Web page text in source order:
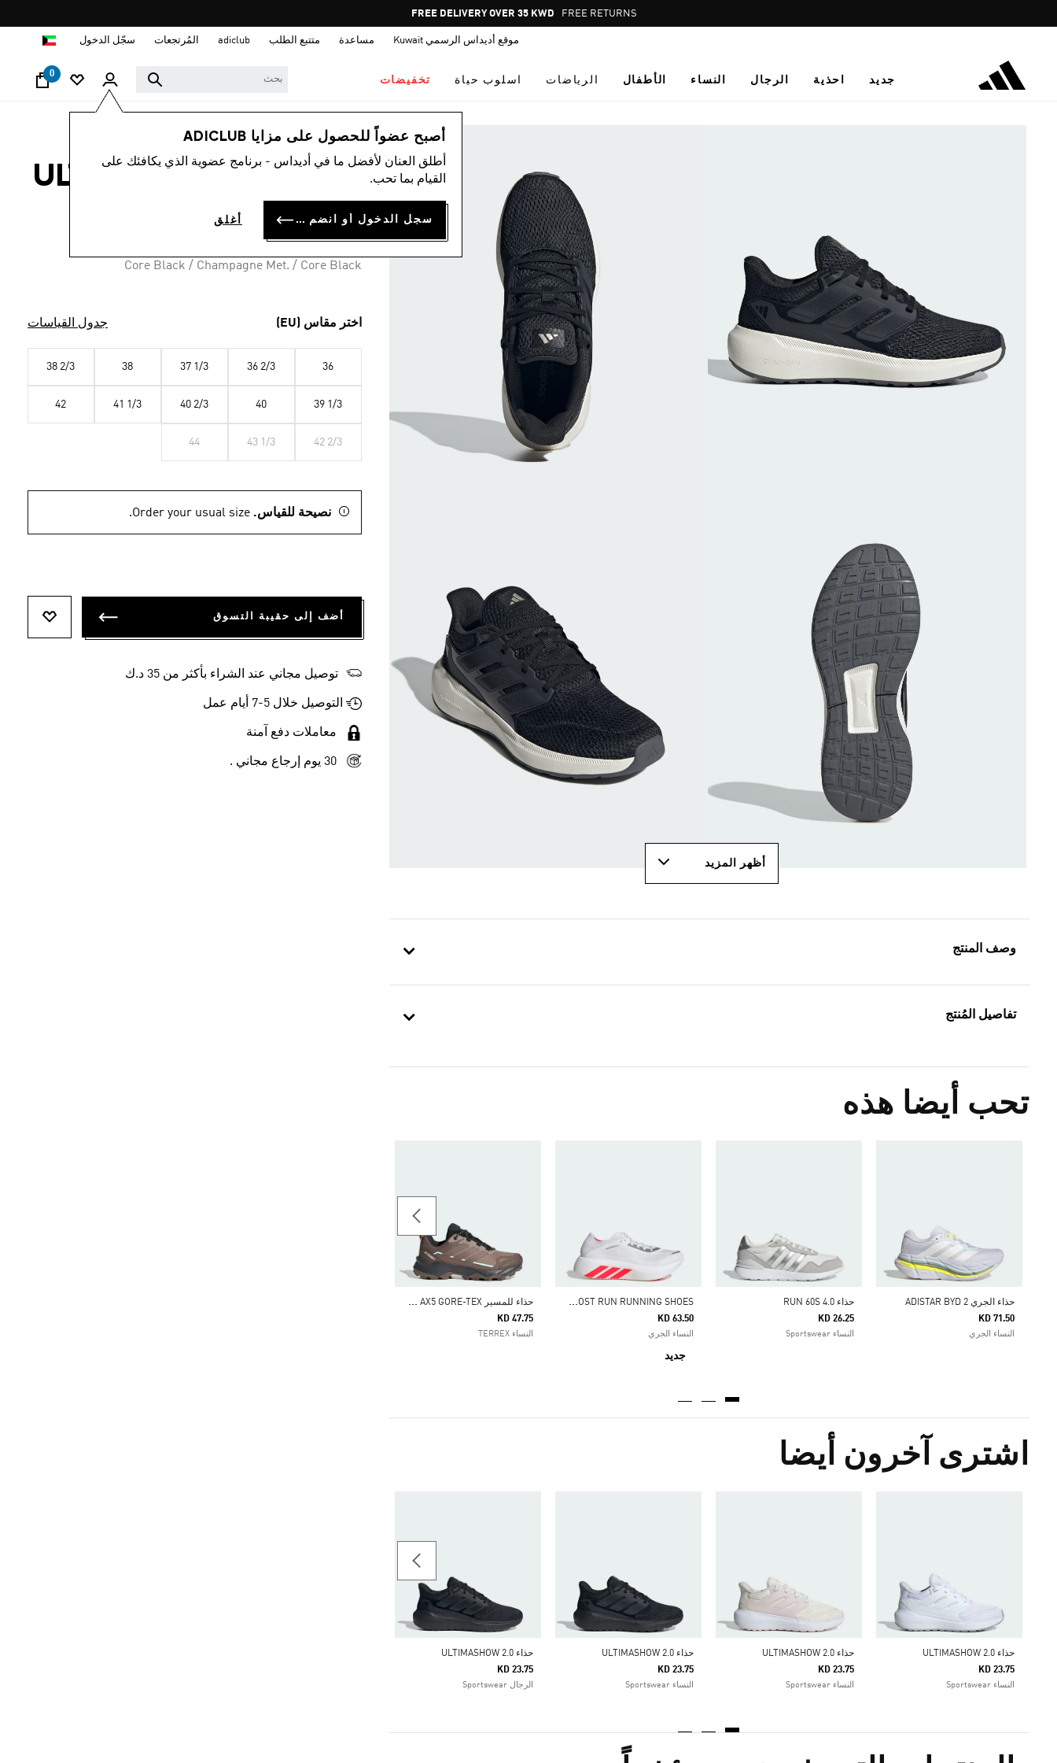
Pause
promotion
FREE DELIVERY OVER 35 KWD FREE RETURNS
موقع أديداس الرسمي Kuwait مساعدة متتبع الطلب adiclub المُرتجعات سجّل الدخول
جديد احذية الرجال النساء الأطفال الرياضات اسلوب حياة تخفيضات
0
أصبح عضواً للحصول على مزايا ADICLUB
أطلق العنان لأفضل ما في أديداس - برنامج عضوية الذي يكافئك على
القيام بما تحب.
سجل الدخول أو انضم الآن أغلق
أظهر المزيد
وصف المنتج
تفاصيل المُنتج
تحب أيضا هذه
حذاء الجري ADISTAR BYD 2
KD 71.50
النساء الجري
حذاء RUN 60S 4.0
KD 26.25
النساء Sportswear
H
YPERBOOST RUN RUNNING SHOES
KD 63.50
النساء الجري
جديد
ح
ذاء للمسير TERREX SKYCHASER AX5 GORE-TEX
KD 47.75
النساء TERREX
اشترى آخرون أيضا
حذاء ULTIMASHOW 2.0
KD 23.75
النساء Sportswear
حذاء ULTIMASHOW 2.0
KD 23.75
النساء Sportswear
حذاء ULTIMASHOW 2.0
KD 23.75
النساء Sportswear
حذاء ULTIMASHOW 2.0
KD 23.75
الرجال Sportswear
النساء أحذية
حذاء ULTIMASHOW 2.0
KD 23.75
Core Black / Champagne Met. / Core Black
اختر مقاس (EU) جدول القياسات
36
36 2/3
37 1/3
38
38 2/3
39 1/3
40
40 2/3
41 1/3
42
42 2/3
43 1/3
44
نصيحة للقياس.Order your usual size.
أضف إلى حقيبة التسوق
توصيل مجاني عند الشراء بأكثر من 35 د.ك
التوصيل خلال 5-7 أيام عمل
معاملات دفع آمنة
30 يوم إرجاع مجاني .